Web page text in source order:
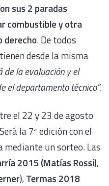
sus 2 paradas
combustible y otra
derecho. De todos
desde la misma
de la evaluación y el
el departamento técnico”.
el 22 y 23 de agosto
la 7ª edición con el
un sorteo. Las
2015 (Matías Rossi),
), Termas 2018